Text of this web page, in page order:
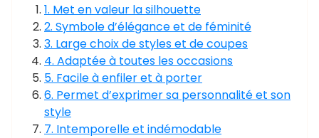
1. Met en valeur la silhouette
2. Symbole d’élégance et de féminité
3. Large choix de styles et de coupes
4. Adaptée à toutes les occasions
5. Facile à enfiler et à porter
6. Permet d’exprimer sa personnalité et son
style
7. Intemporelle et indémodable